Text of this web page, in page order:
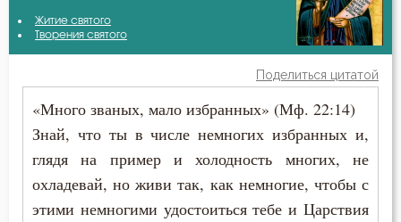
Блуд
Богатство
Борьба
Амвросий Оптинский (Гренков)
Антоний Великий
Антоний Оптинский (Путилов)
Варсонофий Оптинский (Плиханков)
Григорий Богослов
Житие святого
Творения святого
Поделиться цитатой
«Много званых, мало избранных» (Мф. 22:14)
Знай, что ты в числе немногих избранных и,
глядя на пример и холодность многих, не
охладевай, но живи так, как немногие, чтобы с
этими немногими удостоиться тебе и Царствия